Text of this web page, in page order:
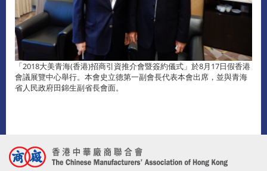
「2018大美青海(香港)招商引資推介會暨簽約儀式」於8月17日假香港
會議展覽中心舉行。本會史立德第一副會長代表本會出席，並與青海
省人民政府田錦生副省長會面。